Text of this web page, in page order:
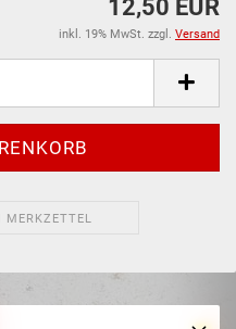
12,50 EUR
inkl. 19% MwSt. zzgl. Versand
MERKZETTEL